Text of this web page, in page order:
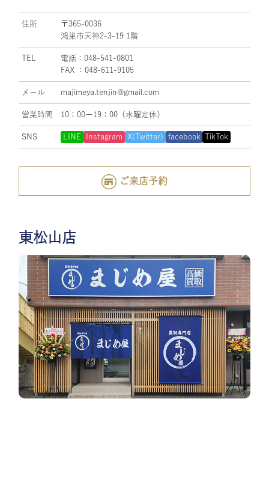
住所
〒365-0036
鴻巣市天神2-3-19 1階
TEL
電話：048-541-0801
FAX ：048-611-9105
メール majimeya.tenjin@gmail.com
営業時間 10：00ー19：00（水曜定休）
SNS LINE Instagram X(Twitter) facebook TikTok
ご来店予約
東松山店